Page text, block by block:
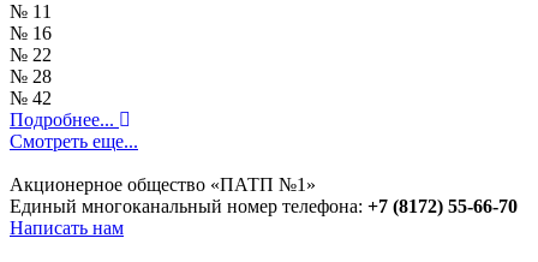
№ 11
№ 16
№ 22
№ 28
№ 42
Подробнее...
Смотреть еще...
Акционерное общество «ПАТП №1»
Единый многоканальный номер телефона: +7 (8172) 55-66-70
Написать нам